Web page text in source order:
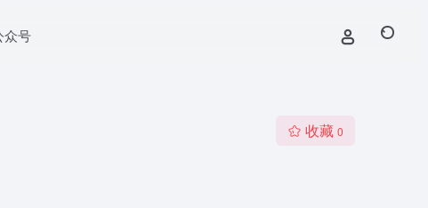
众号
收藏 0